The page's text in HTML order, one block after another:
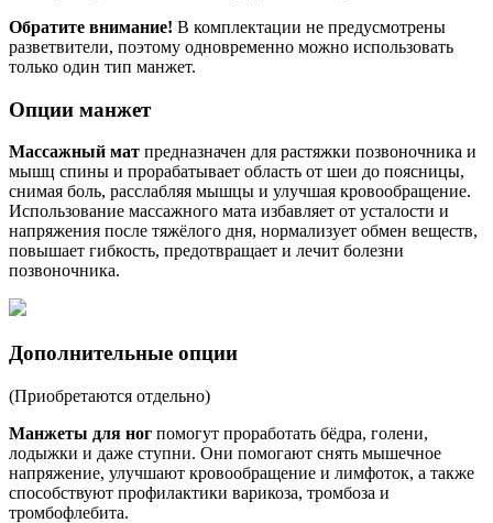
Обратите внимание! В комплектации не предусмотрены
разветвители, поэтому одновременно можно использовать
только один тип манжет.
Опции манжет
Массажный мат предназначен для растяжки позвоночника и
мышц спины и прорабатывает область от шеи до поясницы,
снимая боль, расслабляя мышцы и улучшая кровообращение.
Использование массажного мата избавляет от усталости и
напряжения после тяжёлого дня, нормализует обмен веществ,
повышает гибкость, предотвращает и лечит болезни
позвоночника.
Дополнительные опции
(Приобретаются отдельно)
Манжеты для ног помогут проработать бёдра, голени,
лодыжки и даже ступни. Они помогают снять мышечное
напряжение, улучшают кровообращение и лимфоток, а также
способствуют профилактики варикоза, тромбоза и
тромбофлебита.